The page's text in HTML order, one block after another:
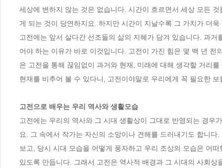
세상에 변하지 않는 것은 없습니다. 시간이 흐르면서 세상 모든
게 되는 것이 당연하지요. 하지만 시간이 지날수록 그 가치가 더
고전에는 앞서 살다간 선조들의 삶의 지혜가 담겨 있습니다. 과
어야 하는 이유가 바로 이것입니다. 고전이 가진 힘은 몇 백 년
은 고전을 통해 끊임없이 과거와 현재, 미래에 대해 생각할 거리
현재를 비추어 볼 수 있다니, 고전이야말로 우리에게 꼭 필요한
고전으로 배우는 우리 역사와 생활모습
고전에는 우리의 역사와 그 시대 생활상이 그대로 반영되는 경
요. 그 속에서 작가는 자신의 소망이나 견해를 드러내기도 합니
보고, 당시 시대 모습을 어떻게 풍자하고 우리 조상의 모습은 어
있도록 만듭니다. 그래서 고전은 역사적 배경과 그 시대의 사회